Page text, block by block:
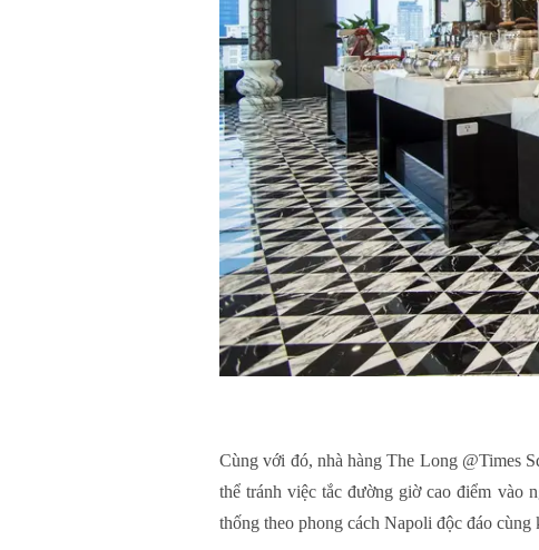
Cùng với đó, nhà hàng The Long @Times
thể tránh việc tắc đường giờ cao điểm vào
thống theo phong cách Napoli độc đáo